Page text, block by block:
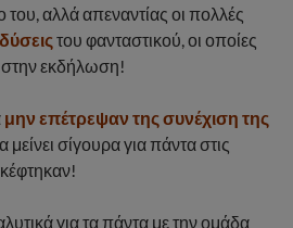
του, αλλά απεναντίας οι πολλές
του φανταστικού, οι οποίες
εκδήλωση!
μην επέτρεψαν της συνέχιση της
μείνει σίγουρα για πάντα στις
για τα πάντα με την ομάδα